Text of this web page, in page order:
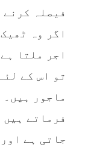
فیصلہ کرنے
اگر وہ
اجر ملتا
تو اس کے
ماجور
فرماتے
جاتی ہے